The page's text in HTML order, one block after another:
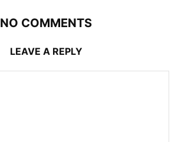
NO COMMENTS
LEAVE A REPLY